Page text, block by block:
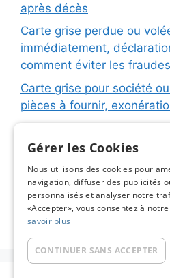
après décès
Carte grise perdue ou
immédiatement,
comment éviter les fraudes
Carte grise pour société
pièces à fournir,
immatriculation, fiche
Changement de titulaire
détaillées, coûts réels et
pièges
Gérer les Cookies
Nous utilisons des cookies pour
navigation, diffuser des publicités
personnalisés et analyser notre
«Accepter», vous consentez à
savoir plus
CONTINUER SANS ACCEPTER